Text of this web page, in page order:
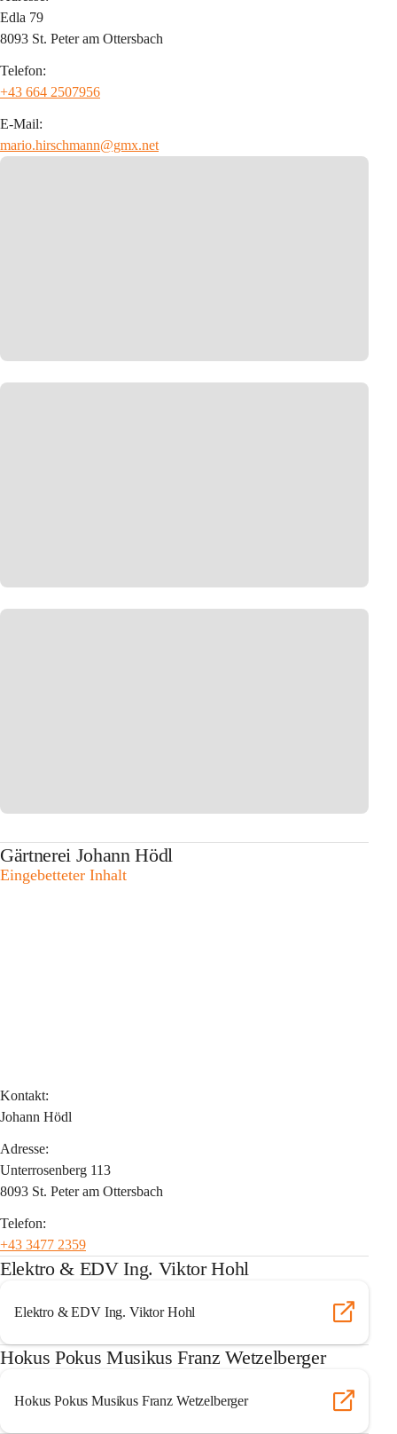
Edla 79
8093 St. Peter am Ottersbach
Telefon:
+43 664 2507956
E-Mail:
mario.hirschmann@gmx.net
Gärtnerei Johann Hödl
Eingebetteter Inhalt
Kontakt:
Johann Hödl
Adresse:
Unterrosenberg 113
8093 St. Peter am Ottersbach
Telefon:
+43 3477 2359
Elektro & EDV Ing. Viktor Hohl
Elektro & EDV Ing. Viktor Hohl
Hokus Pokus Musikus Franz Wetzelberger
Hokus Pokus Musikus Franz Wetzelberger